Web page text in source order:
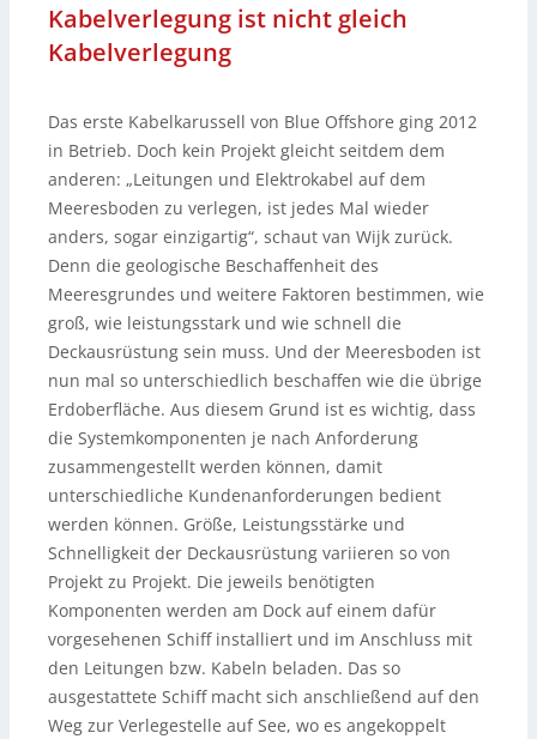
Kabelverlegung ist nicht gleich
Kabelverlegung
Das erste Kabelkarussell von Blue Offshore ging 2012
in Betrieb. Doch kein Projekt gleicht seitdem dem
anderen: „Leitungen und Elektrokabel auf dem
Meeresboden zu verlegen, ist jedes Mal wieder
anders, sogar einzigartig“, schaut van Wijk zurück.
Denn die geologische Beschaffenheit des
Meeresgrundes und weitere Faktoren bestimmen, wie
groß, wie leistungsstark und wie schnell die
Deckausrüstung sein muss. Und der Meeresboden ist
nun mal so unterschiedlich beschaffen wie die übrige
Erdoberfläche. Aus diesem Grund ist es wichtig, dass
die Systemkomponenten je nach Anforderung
zusammengestellt werden können, damit
unterschiedliche Kundenanforderungen bedient
werden können. Größe, Leistungsstärke und
Schnelligkeit der Deckausrüstung variieren so von
Projekt zu Projekt. Die jeweils benötigten
Komponenten werden am Dock auf einem dafür
vorgesehenen Schiff installiert und im Anschluss mit
den Leitungen bzw. Kabeln beladen. Das so
ausgestattete Schiff macht sich anschließend auf den
Weg zur Verlegestelle auf See, wo es angekoppelt